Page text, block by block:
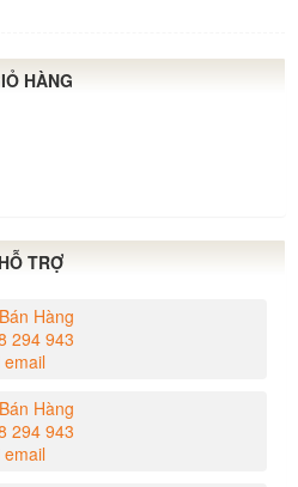
HÀNG
HỖ TRỢ
Hàng
294 943
Hàng
294 943